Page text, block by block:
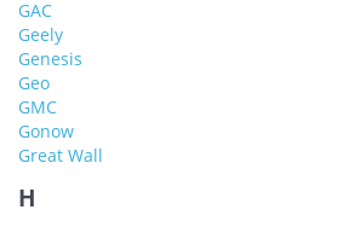
GAC
Geely
Genesis
Geo
GMC
Gonow
Great Wall
H